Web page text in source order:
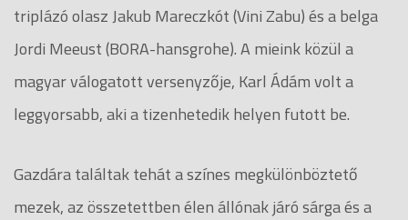
triplázó olasz Jakub Mareczkót (Vini Zabu) és a belga
Jordi Meeust (BORA-hansgrohe). A mieink közül a
magyar válogatott versenyzője, Karl Ádám volt a
leggyorsabb, aki a tizenhetedik helyen futott be.
Gazdára találtak tehát a színes megkülönböztető
mezek, az összetettben élen állónak járó sárga és a